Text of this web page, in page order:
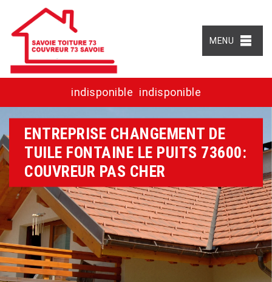
MENU
indisponible indisponible
ENTREPRISE CHANGEMENT DE
TUILE FONTAINE LE PUITS 73600:
COUVREUR PAS CHER